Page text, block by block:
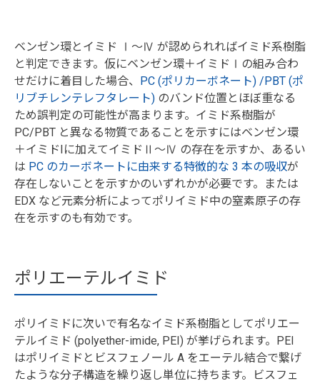
ベンゼン環とイミド Ⅰ～Ⅳ が認められればイミド系樹脂
と判定できます。仮にベンゼン環＋イミドⅠの組み合わ
せだけに着目した場合、
PC (ポリカーボネート) /PBT (ポ
リブチレンテレフタレート) のバンド位置とほぼ重なる
ため誤判定の可能性が高まります。イミド系樹脂が
PC/PBT と異なる物質であることを示すにはベンゼン環
＋イミドIに加えてイミドⅡ～Ⅳ の存在を示すか、あるい
は PC のカーボネートに由来する特徴的な 3 本の吸収が
存在しないことを示すかのいずれかが必要です。または
EDX など元素分析によってポリイミド中の窒素原子の存
在を示すのも有効です。
ポリエーテルイミド
ポリイミドに次いで有名なイミド系樹脂としてポリエー
テルイミド (polyether-imide, PEI) が挙げられます。PEI
はポリイミドとビスフェノール A をエーテル結合で繋げ
たような分子構造を繰り返し単位に持ちます。ビスフェ